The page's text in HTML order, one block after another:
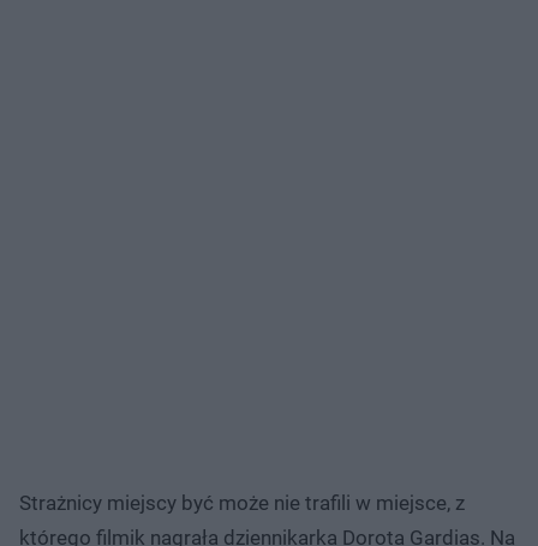
Strażnicy miejscy być może nie trafili w miejsce, z
którego filmik nagrała dziennikarka Dorota Gardias. Na